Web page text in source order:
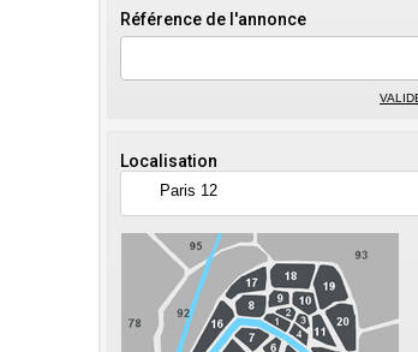
Référence de l'annonce
Localisation
Paris 12